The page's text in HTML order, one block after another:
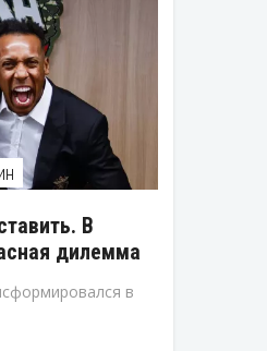
В
дилемма
в